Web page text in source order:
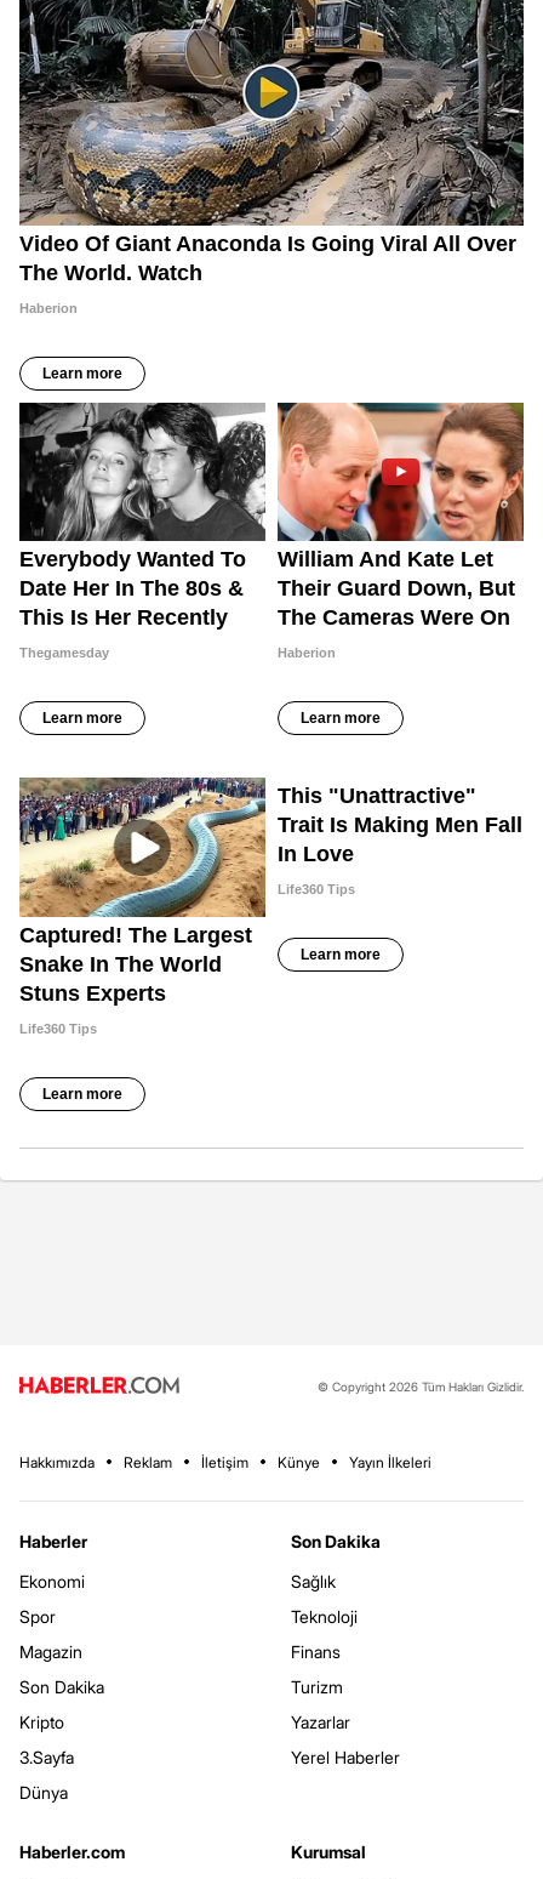
© Copyright 2026 Tüm Hakları Gizlidir.
Hakkımızda Reklam İletişim Künye Yayın İlkeleri
Haberler
Ekonomi
Spor
Magazin
Son Dakika
Kripto
3.Sayfa
Dünya
Son Dakika
Sağlık
Teknoloji
Finans
Turizm
Yazarlar
Yerel Haberler
Haberler.com
Kurumsal